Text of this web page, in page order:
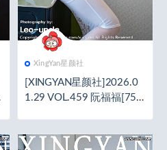
XingYan星颜社
[XINGYAN星颜社]2026.0
1.29 VOL.459 阮福福[75+